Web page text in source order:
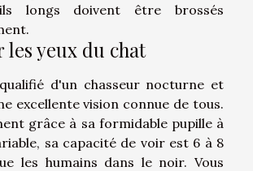
longs doivent être brossés
les yeux du chat
d'un chasseur nocturne et
excellente vision connue de tous.
grâce à sa formidable pupille à
sa capacité de voir est 6 à 8
les humains dans le noir. Vous